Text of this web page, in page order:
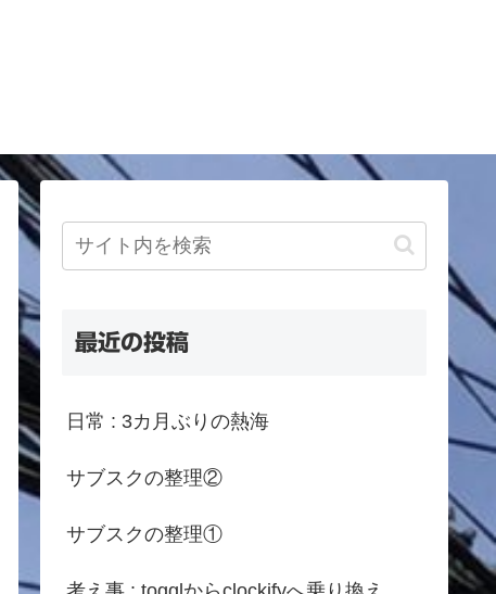
最近の投稿
日常 : 3カ月ぶりの熱海
サブスクの整理②
サブスクの整理①